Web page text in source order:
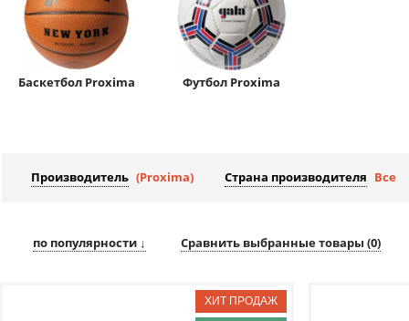
Баскетбол Proxima Футбол Proxima
Производитель (Proxima) Страна производителя Все
по популярности ↓ Сравнить выбранные товары (0)